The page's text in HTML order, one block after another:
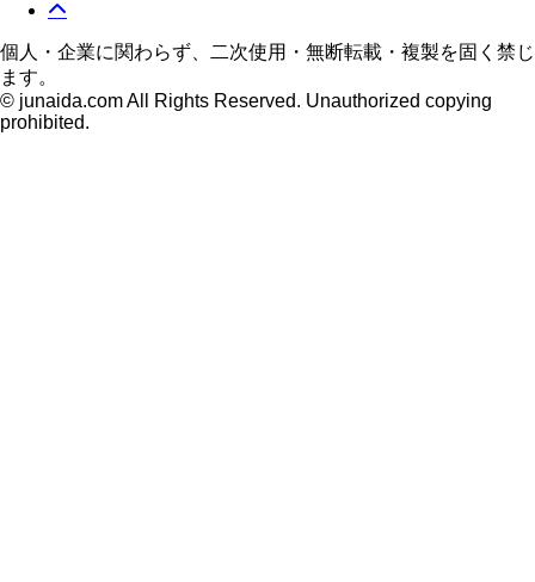
個人・企業に関わらず、二次使用・無断転載・複製を固く禁じ
ます。
© junaida.com All Rights Reserved. Unauthorized copying
prohibited.